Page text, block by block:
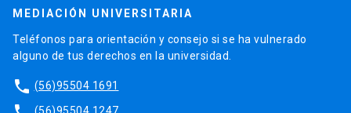
MEDIACIÓN UNIVERSITARIA
Teléfonos para orientación y consejo si se ha vulnerado
alguno de tus derechos en la universidad.
phone (56)95504 1691
(56)95504 1247